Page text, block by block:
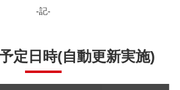
-記-
定日時(自動更新実施)